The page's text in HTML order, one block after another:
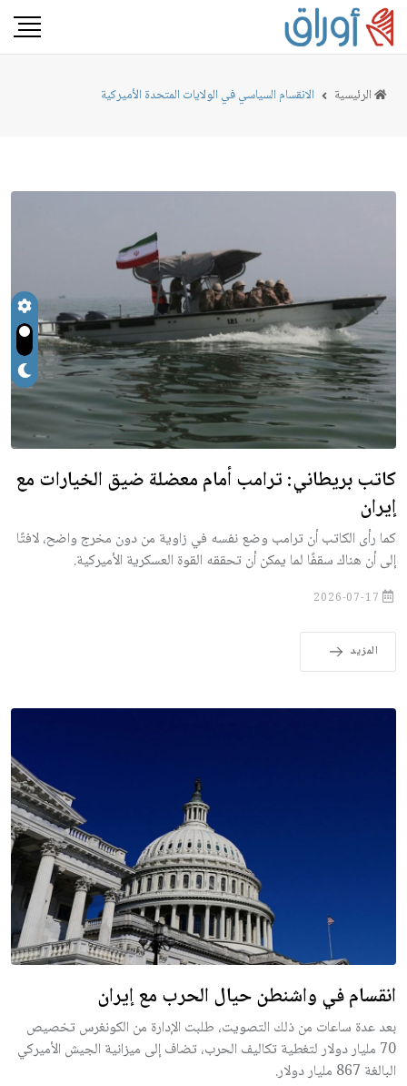
الرئيسية الانقسام السياسي في الولايات المتحدة الأميركية
كاتب بريطاني: ترامب أمام معضلة ضيق الخيارات مع
إيران
كما رأى الكاتب أن ترامب وضع نفسه في زاوية من دون مخرج واضح، لافتًا
إلى أن هناك سقفًا لما يمكن أن تحققه القوة العسكرية الأميركية.
2026-07-17
المزيد
انقسام في واشنطن حيال الحرب مع إيران
بعد عدة ساعات من ذلك التصويت، طلبت الإدارة من الكونغرس تخصيص
70 مليار دولار لتغطية تكاليف الحرب، تضاف إلى ميزانية الجيش الأميركي
البالغة 867 مليار دولار.